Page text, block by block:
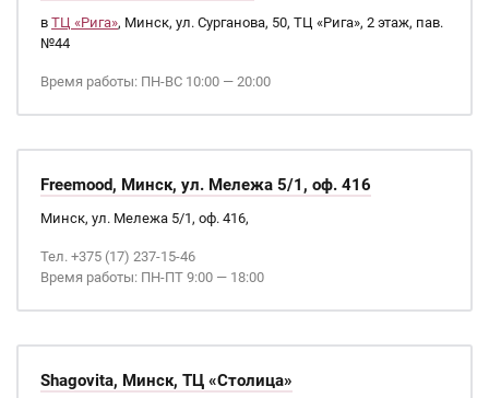
в ТЦ «Рига», Минск, ул. Сурганова, 50, ТЦ «Рига», 2 этаж, пав.
№44
Время работы: ПН-ВС 10:00 — 20:00
Freemood, Минск, ул. Мележа 5/1, оф. 416
Минск, ул. Мележа 5/1, оф. 416,
Тел. +375 (17) 237-15-46
Время работы: ПН-ПТ 9:00 — 18:00
Shagovita, Минск, ТЦ «Столица»